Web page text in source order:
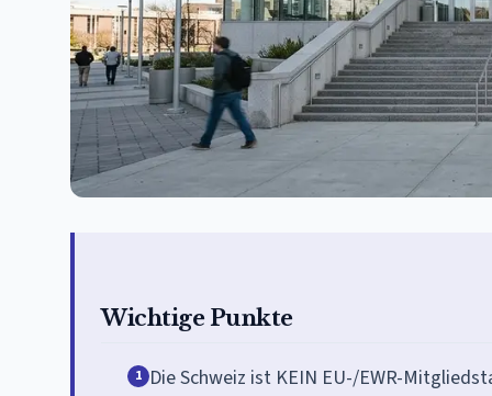
Wichtige Punkte
1 Die Schweiz ist KEIN EU-/EWR-